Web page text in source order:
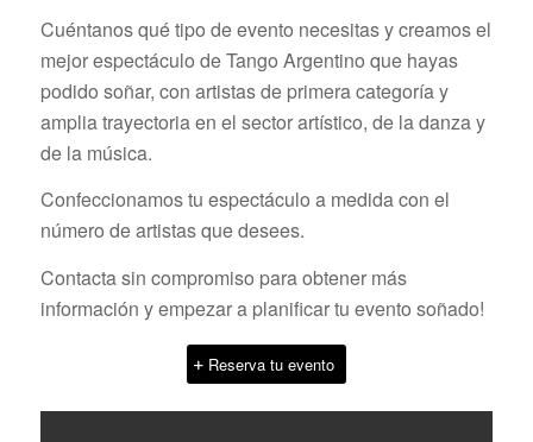
Cuéntanos qué tipo de evento necesitas y creamos el
mejor espectáculo de Tango Argentino que hayas
podido soñar, con artistas de primera categoría y
amplia trayectoria en el sector artístico, de la danza y
de la música.
Confeccionamos tu espectáculo a medida con el
número de artistas que desees.
Contacta sin compromiso para obtener más
información y empezar a planificar tu evento soñado!
Reserva tu evento